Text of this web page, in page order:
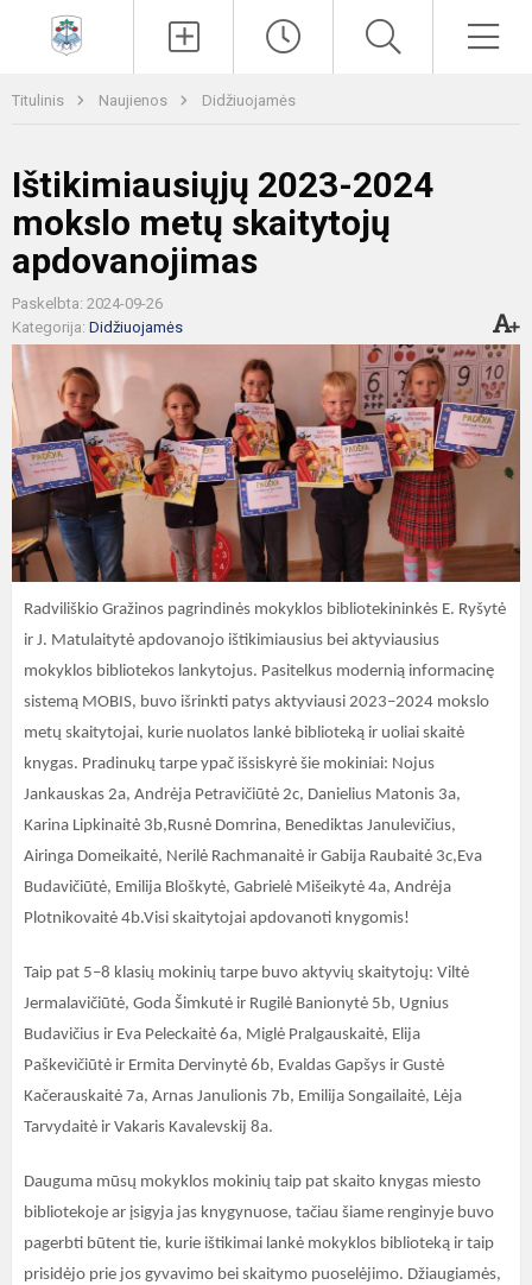
Titulinis Naujienos Didžiuojamės
Ištikimiausiųjų 2023-2024
mokslo metų skaitytojų
apdovanojimas
Paskelbta: 2024-09-26
Kategorija: Didžiuojamės
Radviliškio Gražinos pagrindinės mokyklos bibliotekininkės E. Ryšytė
ir J. Matulaitytė apdovanojo ištikimiausius bei aktyviausius
mokyklos bibliotekos lankytojus. Pasitelkus modernią informacinę
sistemą MOBIS, buvo išrinkti patys aktyviausi 2023–2024 mokslo
metų skaitytojai, kurie nuolatos lankė biblioteką ir uoliai skaitė
knygas. Pradinukų tarpe ypač išsiskyrė šie mokiniai: Nojus
Jankauskas 2a, Andrėja Petravičiūtė 2c, Danielius Matonis 3a,
Karina Lipkinaitė 3b,Rusnė Domrina, Benediktas Janulevičius,
Airinga Domeikaitė, Nerilė Rachmanaitė ir Gabija Raubaitė 3c,Eva
Budavičiūtė, Emilija Bloškytė, Gabrielė Mišeikytė 4a, Andrėja
Plotnikovaitė 4b.Visi skaitytojai apdovanoti knygomis!
Taip pat 5–8 klasių mokinių tarpe buvo aktyvių skaitytojų: Viltė
Jermalavičiūtė, Goda Šimkutė ir Rugilė Banionytė 5b, Ugnius
Budavičius ir Eva Peleckaitė 6a, Miglė Pralgauskaitė, Elija
Paškevičiūtė ir Ermita Dervinytė 6b, Evaldas Gapšys ir Gustė
Kačerauskaitė 7a, Arnas Janulionis 7b, Emilija Songailaitė, Lėja
Tarvydaitė ir Vakaris Kavalevskij 8a.
Dauguma mūsų mokyklos mokinių taip pat skaito knygas miesto
bibliotekoje ar įsigyja jas knygynuose, tačiau šiame renginyje buvo
pagerbti būtent tie, kurie ištikimai lankė mokyklos biblioteką ir taip
prisidėjo prie jos gyvavimo bei skaitymo puoselėjimo. Džiaugiamės,